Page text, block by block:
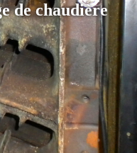
de chaudière